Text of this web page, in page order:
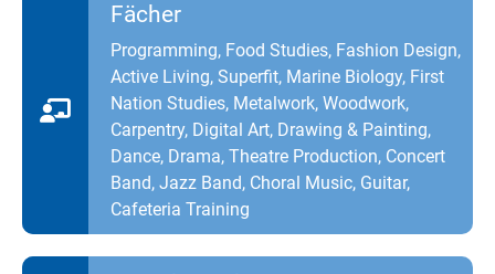
Fächer
Programming, Food Studies, Fashion Design,
Active Living, Superfit, Marine Biology, First
Nation Studies, Metalwork, Woodwork,
Carpentry, Digital Art, Drawing & Painting,
Dance, Drama, Theatre Production, Concert
Band, Jazz Band, Choral Music, Guitar,
Cafeteria Training